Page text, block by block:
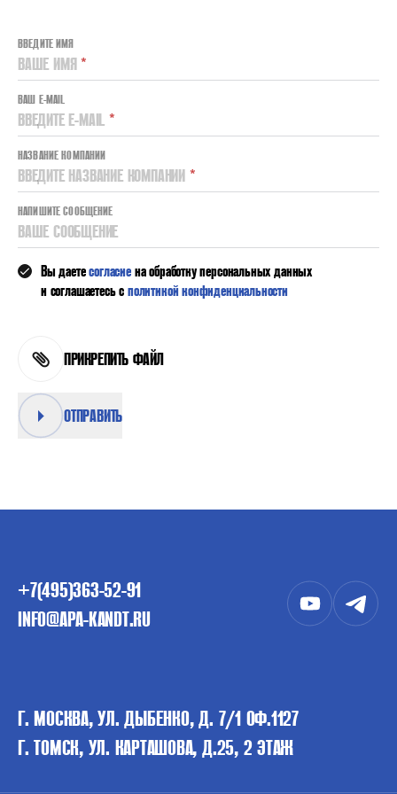
ВВЕДИТЕ ИМЯ
ВАШЕ ИМЯ *
ВАШ E-MAIL
ВВЕДИТЕ E-MAIL *
НАЗВАНИЕ КОМПАНИИ
ВВЕДИТЕ НАЗВАНИЕ КОМПАНИИ *
НАПИШИТЕ СООБЩЕНИЕ
ВАШЕ СООБЩЕНИЕ
Вы даетесогласиена обработку персональных данных
и соглашаетесь сполитикой конфиденциальности
ПРИКРЕПИТЬ ФАЙЛ
ОТПРАВИТЬ
+7(495)363-52-91
INFO@APA-KANDT.RU
Г. МОСКВА, УЛ. ДЫБЕНКО, Д. 7/1 ОФ.1127
Г. ТОМСК, УЛ. КАРТАШОВА, Д.25, 2 ЭТАЖ